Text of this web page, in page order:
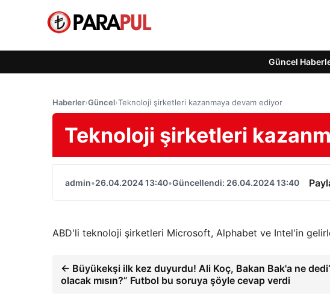
Güncel
Haberler›Güncel›Teknoloji şirketleri kazanmaya devam ediyor
Teknoloji şirketleri
admin•26.04.2024 13:40•Güncellendi: 26.04.2024 13:40
ABD'li teknoloji şirketleri Microsoft, Alphabet ve Intel'in
← Büyükekşi ilk kez duyurdu! Ali Koç, Bakan Bak'a ne
olacak mısın?” Futbol bu soruya şöyle cevap verdi